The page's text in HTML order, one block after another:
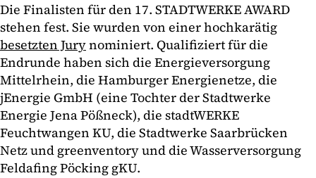
Die Finalisten für den 17. STADTWERKE AWARD
stehen fest. Sie wurden von einer hochkarätig
besetzten Jurynominiert. Qualifiziert für die
Endrunde haben sich die Energieversorgung
Mittelrhein, die Hamburger Energienetze, die
jEnergie GmbH (eine Tochter der Stadtwerke
Energie Jena Pößneck), die stadtWERKE
Feuchtwangen KU, die Stadtwerke Saarbrücken
Netz und greenventory und die Wasserversorgung
Feldafing Pöcking gKU.